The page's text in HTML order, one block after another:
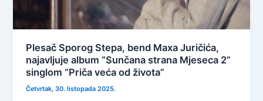
Plesač Sporog Stepa, bend Maxa Juričića,
najavljuje album “Sunčana strana Mjeseca 2”
singlom “Priča veća od života”
Četvrtak, 30. listopada 2025.